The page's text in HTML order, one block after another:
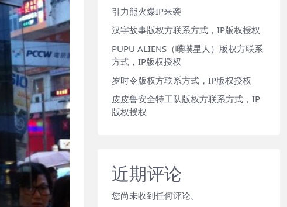
引力熊火爆IP来袭
汉字故事版权方联系方式，IP版权授权
PUPU ALIENS（噗噗星人）版权方联系
方式，IP版权授权
岁时令版权方联系方式，IP版权授权
皮皮鲁安全特工队版权方联系方式，IP
版权授权
近期评论
您尚未收到任何评论。